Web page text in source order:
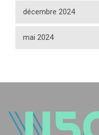
décembre 2024
mai 2024